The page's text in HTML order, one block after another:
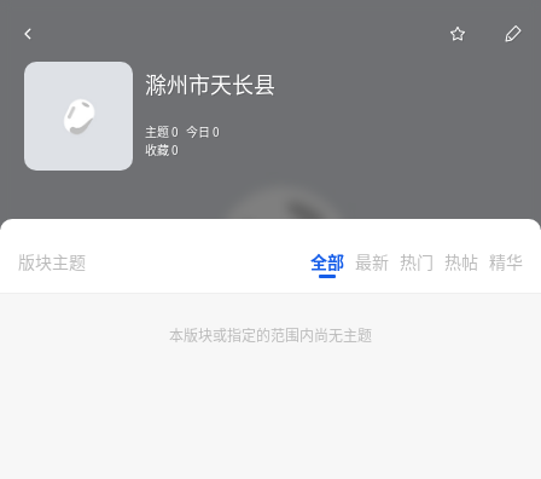
滁州市天长县
主题 0 今日 0
收藏 0
版块主题 全部 最新 热门 热帖 精华
本版块或指定的范围内尚无主题